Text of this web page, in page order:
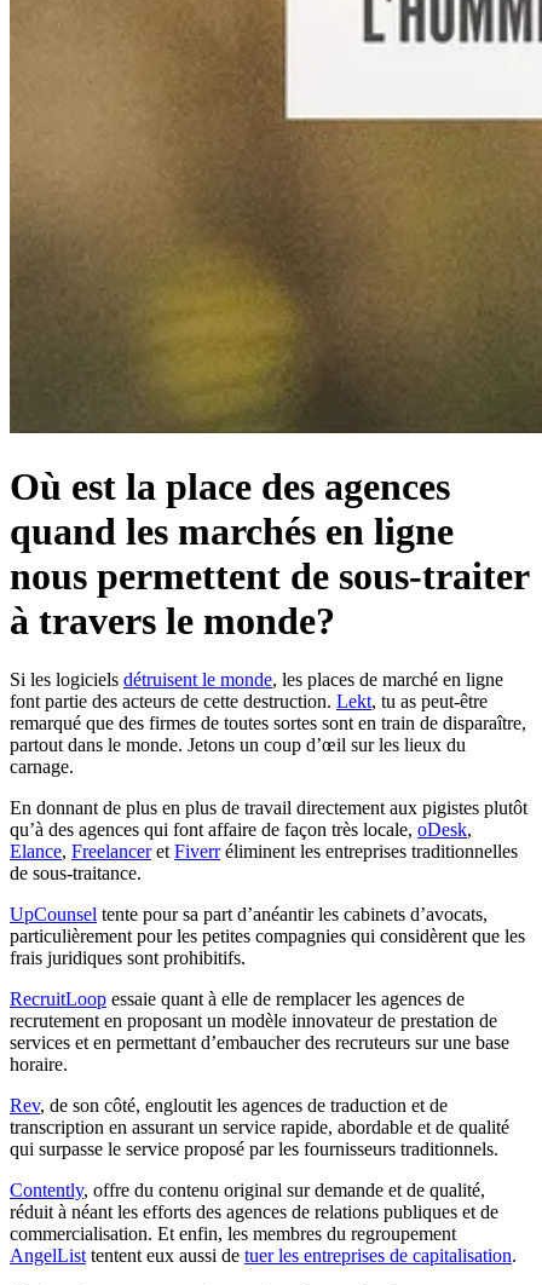
Où est la place des agences
quand les marchés en ligne
nous permettent de sous-traiter
à travers le monde?
Si les logiciels détruisent le monde, les places de marché en ligne
font partie des acteurs de cette destruction. Lekt, tu as peut-être
remarqué que des firmes de toutes sortes sont en train de disparaître,
partout dans le monde. Jetons un coup d’œil sur les lieux du
carnage.
En donnant de plus en plus de travail directement aux pigistes plutôt
qu’à des agences qui font affaire de façon très locale, oDesk,
Elance, Freelanceret Fiverréliminent les entreprises traditionnelles
de sous-traitance.
UpCounsel tente pour sa part d’anéantir les cabinets d’avocats,
particulièrement pour les petites compagnies qui considèrent que les
frais juridiques sont prohibitifs.
RecruitLoop essaie quant à elle de remplacer les agences de
recrutement en proposant un modèle innovateur de prestation de
services et en permettant d’embaucher des recruteurs sur une base
horaire.
Rev, de son côté, engloutit les agences de traduction et de
transcription en assurant un service rapide, abordable et de qualité
qui surpasse le service proposé par les fournisseurs traditionnels.
Contently, offre du contenu original sur demande et de qualité,
réduit à néant les efforts des agences de relations publiques et de
commercialisation. Et enfin, les membres du regroupement
AngelList tentent eux aussi de tuer les entreprises de capitalisation.